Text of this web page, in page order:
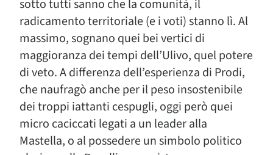
sotto tutti sanno che la comunità, il
radicamento territoriale (e i voti) stanno lì. Al
massimo, sognano quei bei vertici di
maggioranza dei tempi dell’Ulivo, quel potere
di veto. A differenza dell’esperienza di Prodi,
che naufragò anche per il peso insostenibile
dei troppi iattanti cespugli, oggi però quei
micro caciccati legati a un leader alla
Mastella, o al possedere un simbolo politico